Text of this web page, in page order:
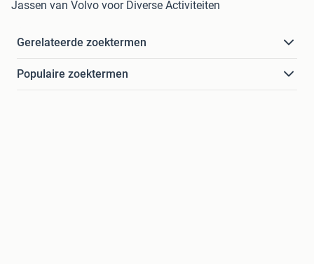
Jassen van Volvo voor Diverse Activiteiten
Gerelateerde zoektermen
Populaire zoektermen